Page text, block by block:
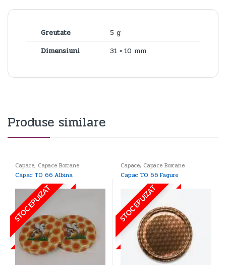
Greutate
5 g
Dimensiuni
31 × 10 mm
Produse similare
Capace, Capace Borcane
Capac TO 66 Albina
STOC EPUIZAT
Capace, Capace Borcane
Capac TO 66 Fagure
STOC EPUIZAT